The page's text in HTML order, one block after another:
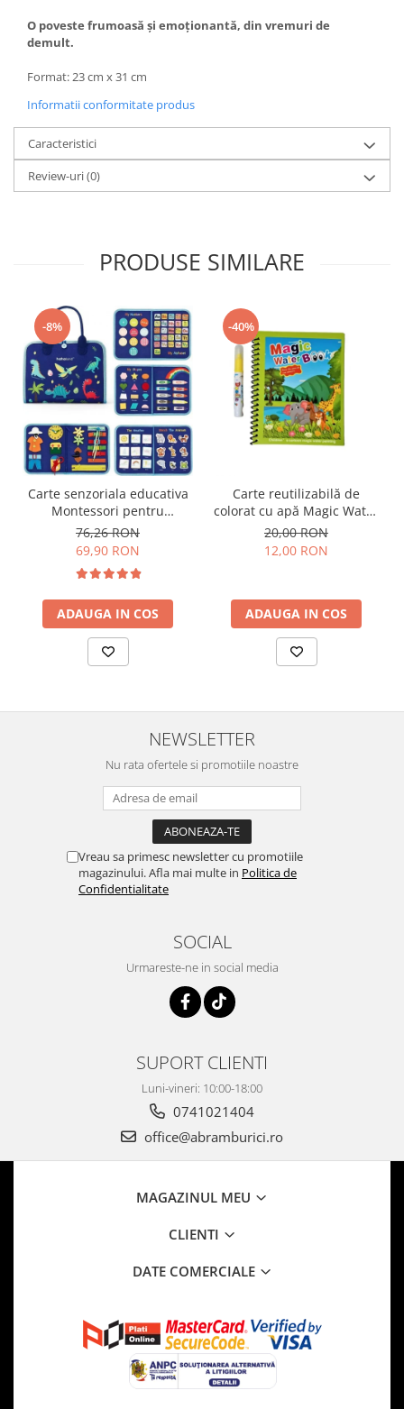
O poveste frumoasă şi emoţionantă, din vremuri de
demult.
Format: 23 cm x 31 cm
Informatii conformitate produs
Caracteristici
Review-uri(0)
PRODUSE SIMILARE
-8%
Carte senzoriala educativa
Montessori pentru
dezvoltarea abilitatilor
motorii model dinozauri
albastru 8 pagini
76,26 RON
69,90 RON
ADAUGA IN COS
-40%
Carte reutilizabilă de
colorat cu apă Magic Water
Book- animale
20,00 RON
12,00 RON
ADAUGA IN COS
NEWSLETTER
Nu rata ofertele si promotiile noastre
Vreau sa primesc newsletter cu promotiile
magazinului. Afla mai multe in Politica de
Confidentialitate
SOCIAL
Urmareste-ne in social media
SUPORT CLIENTI
Luni-vineri: 10:00-18:00
0741021404
office@abramburici.ro
MAGAZINUL MEU
CLIENTI
DATE COMERCIALE